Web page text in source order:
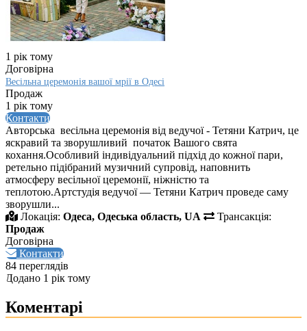
1 рік тому
Договірна
Весільна церемонія вашої мрії в Одесі
Продаж
1 рік тому
Контакти
Авторська весільна церемонія від ведучої - Тетяни Катрич, це
яскравий та зворушливий початок Вашого свята
кохання.Особливий індивідуальний підхід до кожної пари,
ретельно підібраний музичний супровід, наповнить
атмосферу весільної церемонії, ніжністю та
теплотою.Артстудія ведучої — Тетяни Катрич проведе саму
зворушли...
Локація: Одеса, Одеська область, UA
Трансакція:
Продаж
Договірна
Контакти
84 переглядів
Додано 1 рік тому
Коментарі